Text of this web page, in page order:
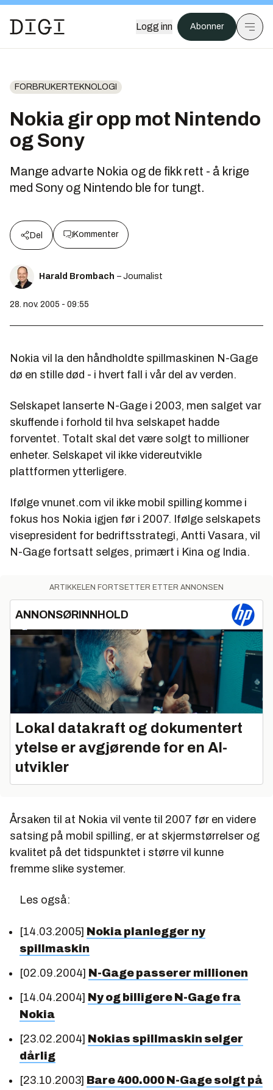
Logg inn Abonner
FORBRUKERTEKNOLOGI
Nokia gir opp mot Nintendo
og Sony
Mange advarte Nokia og de fikk rett - å krige
med Sony og Nintendo ble for tungt.
Del Kommenter
Harald Brombach – Journalist
28. nov. 2005 - 09:55
Nokia vil la den håndholdte spillmaskinen N-Gage
dø en stille død - i hvert fall i vår del av verden.
Selskapet lanserte N-Gage i 2003, men salget var
skuffende i forhold til hva selskapet hadde
forventet. Totalt skal det være solgt to millioner
enheter. Selskapet vil ikke videreutvikle
plattformen ytterligere.
Ifølge vnunet.com vil ikke mobil spilling komme i
fokus hos Nokia igjen før i 2007. Ifølge selskapets
visepresident for bedriftsstrategi, Antti Vasara, vil
N-Gage fortsatt selges, primært i Kina og India.
ARTIKKELEN FORTSETTER ETTER ANNONSEN
ANNONSØRINNHOLD
Lokal datakraft og dokumentert
ytelse er avgjørende for en AI-
utvikler
Årsaken til at Nokia vil vente til 2007 før en videre
satsing på mobil spilling, er at skjermstørrelser og
kvalitet på det tidspunktet i større vil kunne
fremme slike systemer.
Les også:
[14.03.2005] Nokia planlegger ny
spillmaskin
[02.09.2004] N-Gage passerer millionen
[14.04.2004] Ny og billigere N-Gage fra
Nokia
[23.02.2004] Nokias spillmaskin selger
dårlig
[23.10.2003] Bare 400.000 N-Gage solgt på